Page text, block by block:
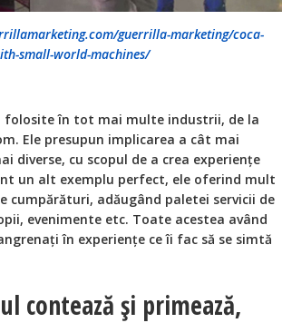
guerrilla-marketing/coca-
small-world-machines/
în tot mai multe industrii, de la
Ele presupun implicarea a cât mai
cu scopul de a crea experiențe
un alt exemplu perfect, ele oferind mult
cumpărături, adăugând paletei servicii de
evenimente etc. Toate acestea având
în experiențe ce îi fac să se simtă
contează și primează,